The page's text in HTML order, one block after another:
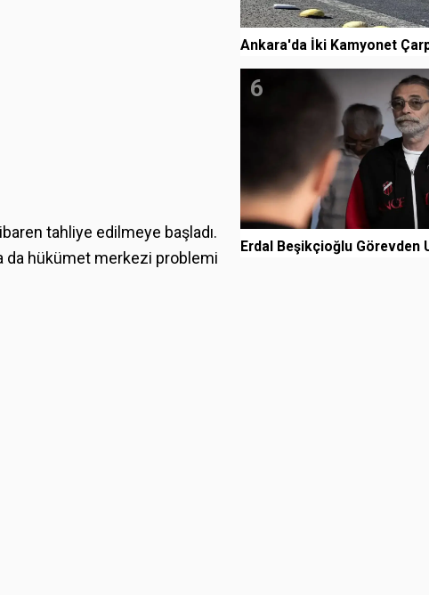
tahliye edilmeye başladı.
da hükümet merkezi problemi
Ankara'da İki Kamyonet
6
Erdal Beşikçioğlu Görevden